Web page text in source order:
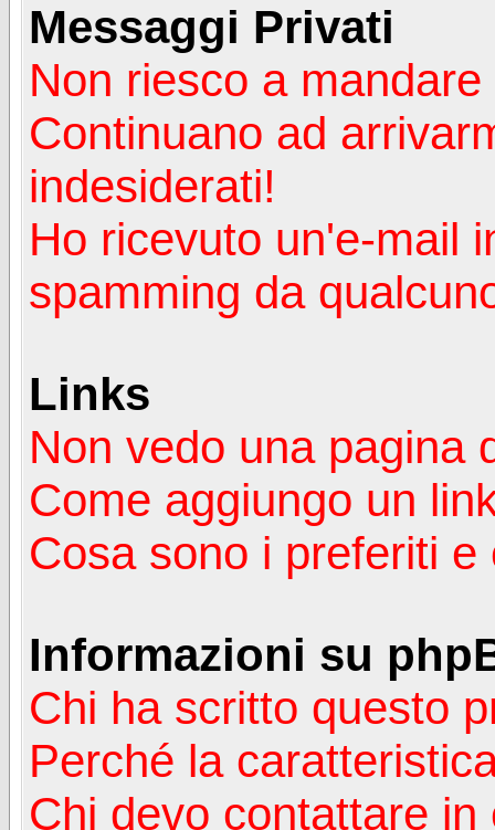
Messaggi Privati
Non riesco a
Continuano ad
indesiderati!
Ho ricevuto un'e-mail
spamming da
Links
Non vedo una pagina
Come aggiungo un
Cosa sono i preferiti
Informazioni su
Chi ha scritto questo
Perché la
Chi devo contattare